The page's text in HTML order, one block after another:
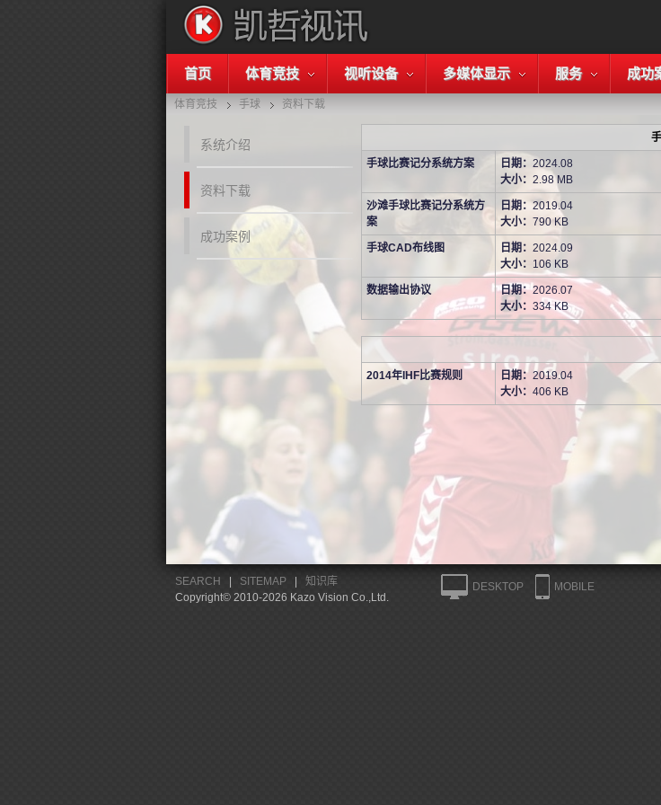
首页 体育竞技 视听设备 多媒体显示 服务 成功
体育竞技 手球 资料下载
系统介绍
资料下载
成功案例
手球比赛记分系统方案 日期： 2024.08
大小： 2.98 MB
沙滩手球比赛记分系统方
案
日期： 2019.04
大小： 790 KB
手球CAD布线图 日期： 2024.09
大小： 106 KB
数据输出协议 日期：2026.07
大小： 334 KB
2014年IHF比赛规则 日期： 2019.04
大小： 406 KB
SEARCH SITEMAP| 知识库
Copyright© 2010-2026 Kazo Vision Co.,Ltd.
DESKTOP MOBILE